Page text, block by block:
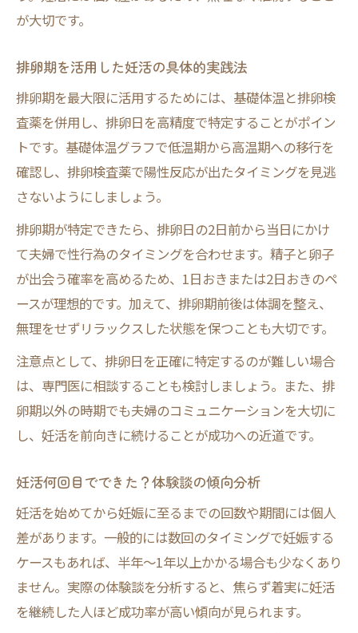
が大切です。
排卵期を活用した妊活の具体的実践法
排卵期を最大限に活用するためには、基礎体温と排卵検
査薬を併用し、排卵日を高精度で特定することがポイン
トです。基礎体温グラフで低温期から高温期への移行を
確認し、排卵検査薬で陽性反応が出たタイミングを見逃
さないようにしましょう。
排卵期が特定できたら、排卵日の2日前から当日にかけ
て夫婦で性行為のタイミングを合わせます。精子と卵子
が出会う確率を高めるため、1日おきまたは2日おきのペ
ースが理想的です。加えて、排卵期前後は体調を整え、
無理をせずリラックスした状態を保つことも大切です。
注意点として、排卵日を正確に特定するのが難しい場合
は、専門医に相談することも検討しましょう。また、排
卵期以外の時期でも夫婦のコミュニケーションを大切に
し、妊活を前向きに続けることが成功への近道です。
妊活何回目でできた？体験談の傾向分析
妊活を始めてから妊娠に至るまでの回数や期間には個人
差があります。一般的には数回のタイミングで妊娠する
ケースもあれば、半年～1年以上かかる場合も少なくあり
ません。実際の体験談を分析すると、焦らず着実に妊活
を継続した人ほど成功率が高い傾向が見られます。